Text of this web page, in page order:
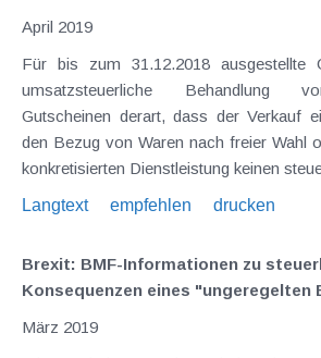
April 2019
Für bis zum 31.12.2018 ausgestellte Gutscheine war die
umsatzsteuerliche Behandlung von ausgegebenen
Gutscheinen derart, dass der Verkauf eines Gutscheins für
den Bezug von Waren nach freier Wahl
konkretisierten
Langtext
empfehlen drucken
Brexit: BMF-Informationen zu
Konsequenzen eines "ungeregelten
März 2019